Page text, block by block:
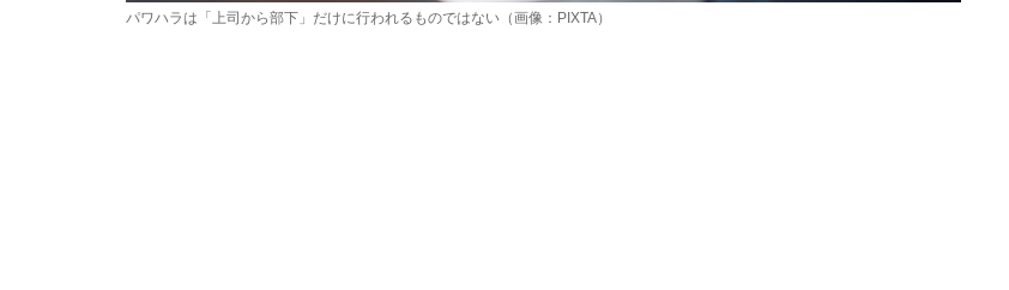
パワハラは「上司から部下」だけに行われるものではない（画像：PIXTA）